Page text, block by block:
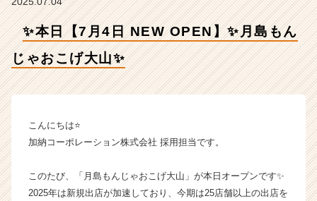
ー
ポ
レ
ー
ョ
式
社
✨本日【7月4日 NEW OPEN】✨月島もん
じゃおこげ大山✨
こんにちは⭐
加納コーポレーション株式会社 採用担当です。
このたび、「月島もんじゃおこげ大山」が本日オープンです✨
2025年は新規出店が加速しており、今期は25店舗以上の出店を